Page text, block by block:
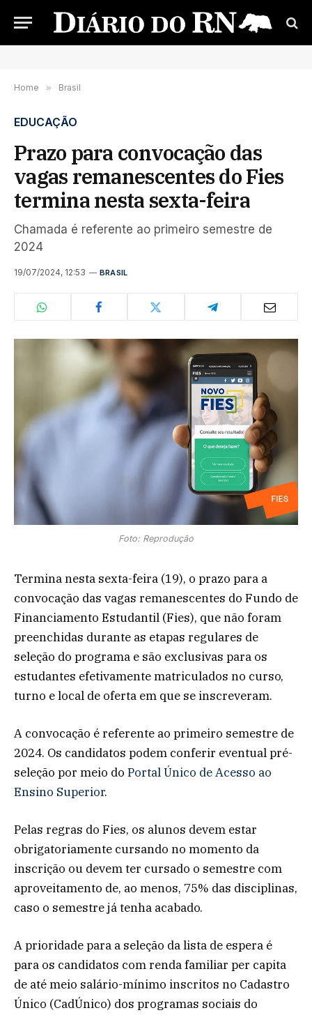
Home » Brasil
EDUCAÇÃO
Prazo para convocação das
vagas remanescentes do Fies
termina nesta sexta-feira
Chamada é referente ao primeiro semestre de
2024
19/07/2024, 12:53 BRASIL
Foto: Reprodução
Termina nesta sexta-feira (19), o prazo para a
convocação das vagas remanescentes do Fundo de
Financiamento Estudantil (Fies), que não foram
preenchidas durante as etapas regulares de
seleção do programa e são exclusivas para os
estudantes efetivamente matriculados no curso,
turno e local de oferta em que se inscreveram.
A convocação é referente ao primeiro semestre de
2024. Os candidatos podem conferir eventual pré-
seleção por meio do Portal Único de Acesso ao
Ensino Superior.
Pelas regras do Fies, os alunos devem estar
obrigatoriamente cursando no momento da
inscrição ou devem ter cursado o semestre com
aproveitamento de, ao menos, 75% das disciplinas,
caso o semestre já tenha acabado.
A prioridade para a seleção da lista de espera é
para os candidatos com renda familiar per capita
de até meio salário-mínimo inscritos no Cadastro
Único (CadÚnico) dos programas sociais do